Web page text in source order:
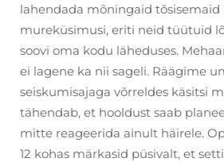
lahendada mõningaid
mureküsimusi, eriti neid tüütuid
soovi oma kodu läheduses.
ei lagene ka nii sageli. Räägime
seiskumisajaga võrreldes käsitsi
tähendab, et hooldust saab
mitte reageerida ainult häirele.
12 kohas märkasid püsivalt, et